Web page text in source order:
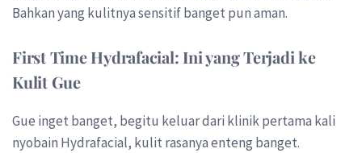
Bahkan yang kulitnya sensitif banget pun aman.
First Time Hydrafacial: Ini yang Terjadi ke
Kulit Gue
Gue inget banget, begitu keluar dari klinik pertama kali
nyobain Hydrafacial, kulit rasanya enteng banget.